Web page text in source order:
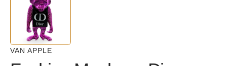
VAN APPLE